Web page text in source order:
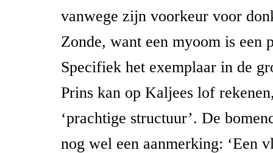
vanwege zijn voorkeur voor
Zonde, want een myoom is een
Specifiek het exemplaar in de
Prins kan op Kaljees lof
‘prachtige structuur’. De
nog wel een aanmerking: ‘Een